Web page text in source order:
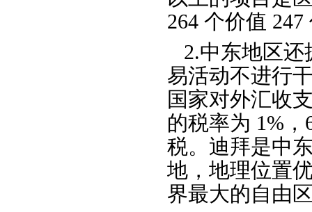
264 个价值
2.中东地区
易活动不进行
国家对外汇收
的税率为 1%
税。迪拜是中
地，地理位置
界最大的自由